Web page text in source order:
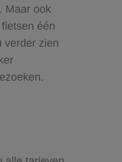
Maar ook
één
verder zien